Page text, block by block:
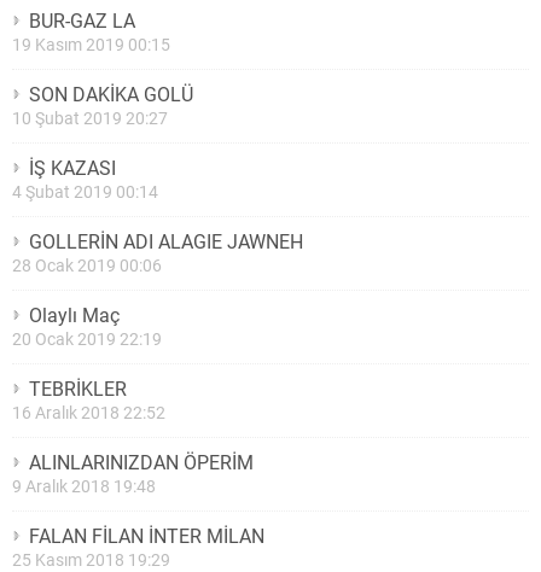
BUR-GAZ LA
19 Kasım 2019 00:15
SON DAKİKA GOLÜ
10 Şubat 2019 20:27
İŞ KAZASI
4 Şubat 2019 00:14
GOLLERİN ADI ALAGIE JAWNEH
28 Ocak 2019 00:06
Olaylı Maç
20 Ocak 2019 22:19
TEBRİKLER
16 Aralık 2018 22:52
ALINLARINIZDAN ÖPERİM
9 Aralık 2018 19:48
FALAN FİLAN İNTER MİLAN
25 Kasım 2018 19:29